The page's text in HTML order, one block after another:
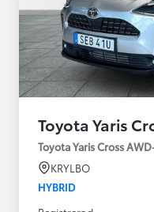
Toyota Yaris
Toyota Yaris Cross
KRYLBO
HYBRID